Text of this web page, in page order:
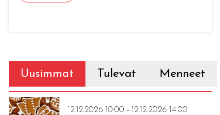
Uusimmat Tulevat Menneet
12.12.2026 10:00 - 12.12.2026 14:00